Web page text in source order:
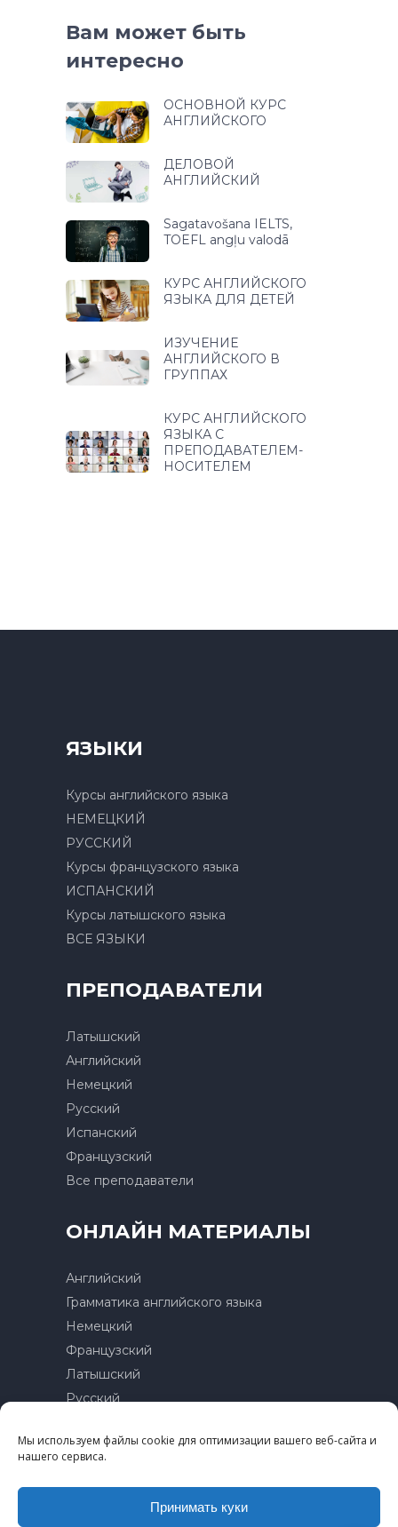
Мы используем файлы cookie для оптимизации вашего веб-сайта и
нашего сервиса.
Принимать куки
Вам может быть
интересно
ОСНОВНОЙ КУРС
АНГЛИЙСКОГО
ДЕЛОВОЙ
АНГЛИЙСКИЙ
Sagatavošana IELTS,
TOEFL angļu valodā
КУРС АНГЛИЙСКОГО
ЯЗЫКА ДЛЯ ДЕТЕЙ
ИЗУЧЕНИЕ
АНГЛИЙСКОГО В
ГРУППАХ
КУРС АНГЛИЙСКОГО
ЯЗЫКА С
ПРЕПОДАВАТЕЛЕМ-
НОСИТЕЛЕМ
ЯЗЫКИ
Курсы английского языка
НЕМЕЦКИЙ
РУССКИЙ
Курсы французского языка
ИСПАНСКИЙ
Курсы латышского языка
ВСЕ ЯЗЫКИ
ПРЕПОДАВАТЕЛИ
Латышский
Английский
Немецкий
Русский
Испанский
Французский
Все преподаватели
ОНЛАЙН МАТЕРИАЛЫ
Английский
Грамматика английского языка
Немецкий
Французский
Латышский
Русский
Контакты